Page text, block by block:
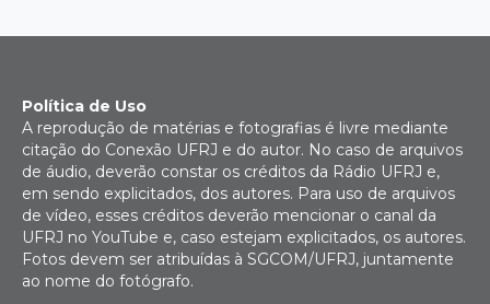
Política de Uso
A reprodução de matérias e fotografias é livre mediante
citação do Conexão UFRJ e do autor. No caso de arquivos
de áudio, deverão constar os créditos da Rádio UFRJ e,
em sendo explicitados, dos autores. Para uso de arquivos
de vídeo, esses créditos deverão mencionar o canal da
UFRJ no YouTube e, caso estejam explicitados, os autores.
Fotos devem ser atribuídas à SGCOM/UFRJ, juntamente
ao nome do fotógrafo.